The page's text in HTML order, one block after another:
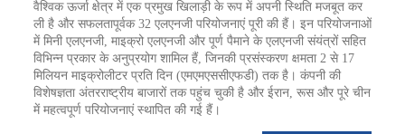
वैश्विक ऊर्जा क्षेत्र में एक प्रमुख खिलाड़ी के रूप में अपनी स्थिति मजबूत कर
ली है और सफलतापूर्वक 32 एलएनजी परियोजनाएं पूरी की हैं। इन परियोजनाओं
में मिनी एलएनजी, माइक्रो एलएनजी और पूर्ण पैमाने के एलएनजी संयंत्रों सहित
विभिन्न प्रकार के अनुप्रयोग शामिल हैं, जिनकी प्रसंस्करण क्षमता 2 से 17
मिलियन माइक्रोलीटर प्रति दिन (एमएमएससीएफडी) तक है। कंपनी की
विशेषज्ञता अंतरराष्ट्रीय बाजारों तक पहुंच चुकी है और ईरान, रूस और पूरे चीन
में महत्वपूर्ण परियोजनाएं स्थापित की गई हैं।